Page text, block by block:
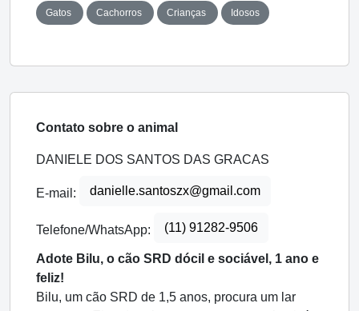
Gatos Cachorros Crianças Idosos
Contato sobre o animal
DANIELE DOS SANTOS DAS GRACAS
E-mail: danielle.santoszx@gmail.com
Telefone/WhatsApp: (11) 91282-9506
Adote Bilu, o cão SRD dócil e sociável, 1 ano e
feliz!
Bilu, um cão SRD de 1,5 anos, procura um lar